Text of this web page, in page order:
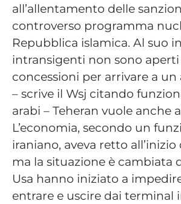
all’allentamento delle
controverso programma
Repubblica islamica. Al suo
intransigenti non sono
concessioni per arrivare a un
– scrive il Wsj citando
arabi – Teheran vuole anche
L’economia, secondo un
iraniano, aveva retto
ma la situazione è cambiata
Usa hanno iniziato a
entrare e uscire dai terminal